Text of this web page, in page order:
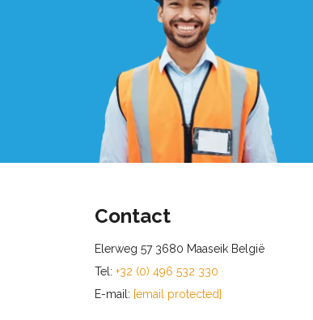
Contact
Elerweg 57 3680 Maaseik België
Tel: +32 (0) 496 532 330
E-mail: [email protected]